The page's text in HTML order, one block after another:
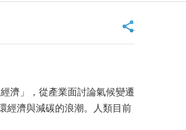
_
濟」，從產業面討論氣候變遷
經濟與減碳的浪潮。人類目前